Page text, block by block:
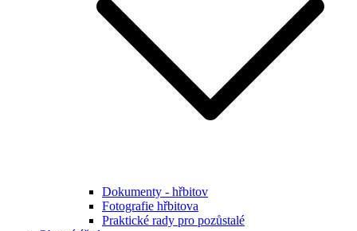
Dokumenty - hřbitov
Fotografie hřbitova
Praktické rady pro pozůstalé